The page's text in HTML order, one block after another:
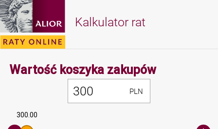
Kalkulator rat
Wartość koszyka zakupówMinimalna
PLN
300.00